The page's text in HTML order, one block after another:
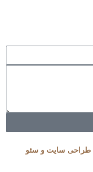
طراحی سایت و سئو